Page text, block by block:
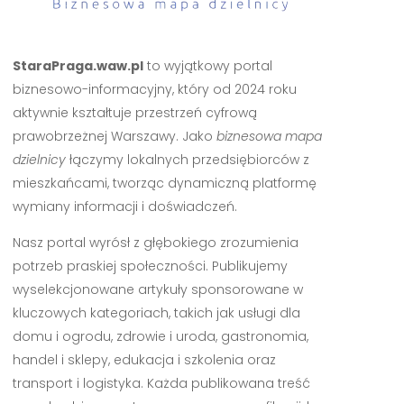
StaraPraga.waw.plto wyjątkowy portal
biznesowo-informacyjny, który od 2024 roku
aktywnie kształtuje przestrzeń cyfrową
prawobrzeżnej Warszawy. Jako biznesowa mapa
dzielnicyłączymy lokalnych przedsiębiorców z
mieszkańcami, tworząc dynamiczną platformę
wymiany informacji i doświadczeń.
Nasz portal wyrósł z głębokiego zrozumienia
potrzeb praskiej społeczności. Publikujemy
wyselekcjonowane artykuły sponsorowane w
kluczowych kategoriach, takich jak usługi dla
domu i ogrodu, zdrowie i uroda, gastronomia,
handel i sklepy, edukacja i szkolenia oraz
transport i logistyka. Każda publikowana treść